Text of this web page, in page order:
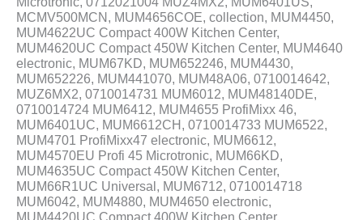
MCMV500MCN, MUM4656COE, collection, MUM4450,
MUM4622UC Compact 400W Kitchen Center,
MUM4620UC Compact 450W Kitchen Center, MUM4640
electronic, MUM67KD, MUM652246, MUM4430,
MUM652226, MUM441070, MUM48A06, 0710014642,
MUZ6MX2, 0710014731 MUM6012, MUM48140DE,
0710014724 MUM6412, MUM4655 ProfiMixx 46,
MUM6401UC, MUM6612CH, 0710014733 MUM6522,
MUM4701 ProfiMixx47 electronic, MUM6612,
MUM4570EU Profi 45 Microtronic, MUM66KD,
MUM4635UC Compact 450W Kitchen Center,
MUM66R1UC Universal, MUM6712, 0710014718
MUM6042, MUM4880, MUM4650 electronic,
MUM4420UC Compact 400W Kitchen Center,